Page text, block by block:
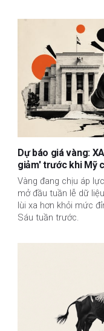
Dự báo giá vàng:
giảm' trước khi Mỹ
Vàng đang chịu áp
mở đầu tuần lễ dữ
lùi xa hơn khỏi mức
Sáu tuần trước.